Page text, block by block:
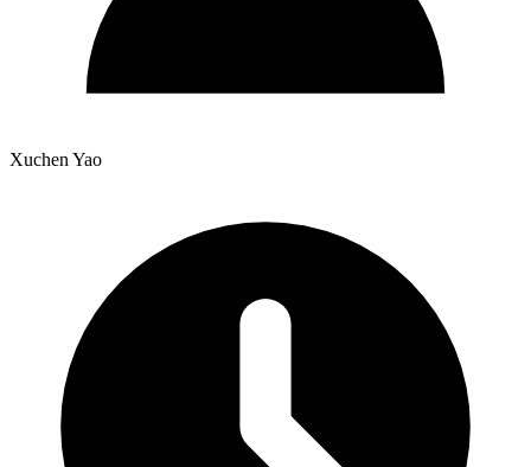
Xuchen Yao